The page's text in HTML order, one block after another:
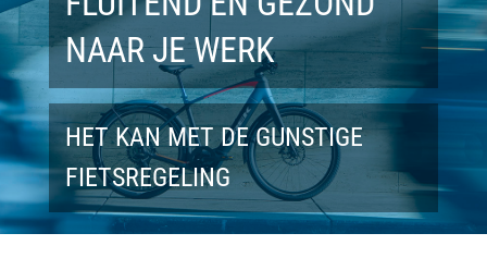
Werknemers
Werkgevers
Privé lease
Modellen
NAAR JE WERK
HET KAN MET DE GUNSTIGE
FIETSREGELING